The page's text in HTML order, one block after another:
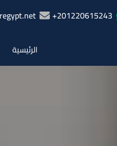
201220615243+
الرئيسية